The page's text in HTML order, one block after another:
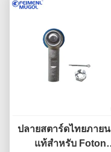
ปลายสตาร์ดไทยภาย
แท้สําหรับ Foton